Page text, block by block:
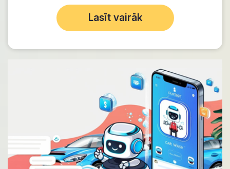
Lasīt vairāk